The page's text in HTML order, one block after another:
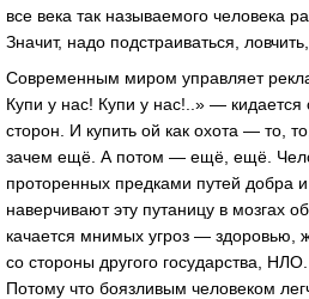
все века так называемого человека
Значит, надо подстраиваться,
Современным миром управляет
Купи у нас! Купи у нас!..» — кидается
сторон. И купить ой как охота — то,
зачем ещё. А потом — ещё, ещё.
проторенных предками путей добра
наверчивают эту путаницу в мозгах
качается мнимых угроз — здоровью,
со стороны другого государства,
Потому что боязливым человеком